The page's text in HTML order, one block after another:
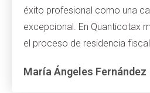
éxito profesional como una
excepcional. En Quanticotax
el proceso de residencia
María Ángeles Fernández